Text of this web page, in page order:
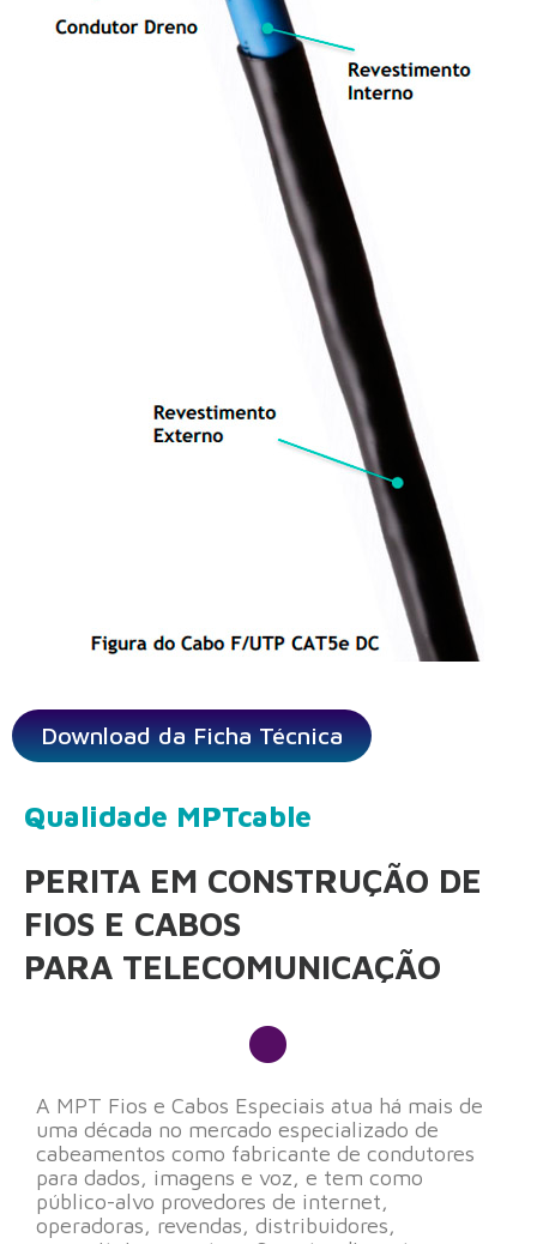
Download da Ficha Técnica
Qualidade MPTcable
PERITA EM CONSTRUÇÃO DE
FIOS E CABOS
PARA TELECOMUNICAÇÃO
A MPT Fios e Cabos Especiais atua há mais de
uma década no mercado especializado de
cabeamentos como fabricante de condutores
para dados, imagens e voz, e tem como
público-alvo provedores de internet,
operadoras, revendas, distribuidores,